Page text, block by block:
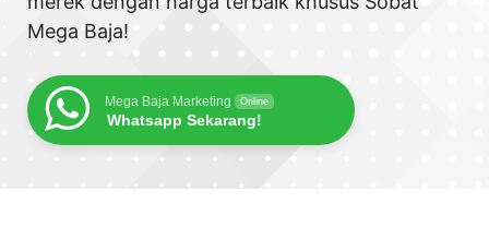
Mega Baja!
Mega Baja Marketing Online
Whatsapp Sekarang!